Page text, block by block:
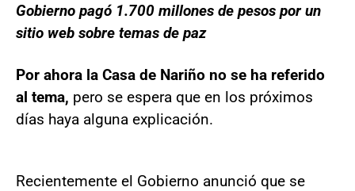
Gobierno pagó 1.700 millones de pesos por un
sitio web sobre temas de paz
Por ahora la Casa de Nariño no se ha referido
al tema, pero se espera que en los próximos
días haya alguna explicación.
Recientemente el Gobierno anunció que se